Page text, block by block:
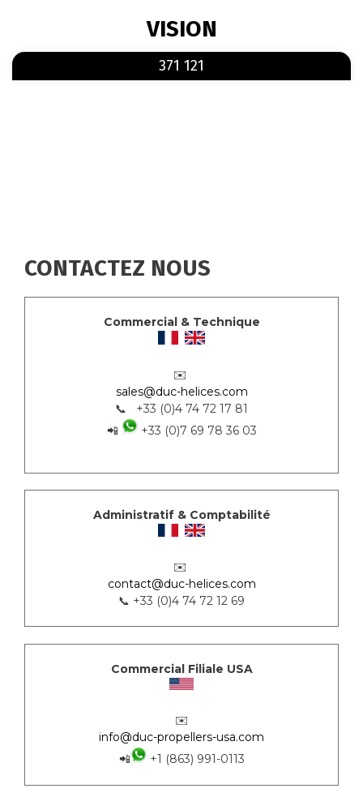
VISION
371 121
CONTACTEZ NOUS
Commercial & Technique
✉️
sales@duc-helices.com
📞 +33 (0)4 74 72 17 81
📲
+33 (0)7 69 78 36 03
Administratif & Comptabilité
✉️
contact@duc-helices.com
📞 +33 (0)4 74 72 12 69
Commercial Filiale USA
✉️
info@duc-propellers-usa.com
📲
+1 (863) 991-0113